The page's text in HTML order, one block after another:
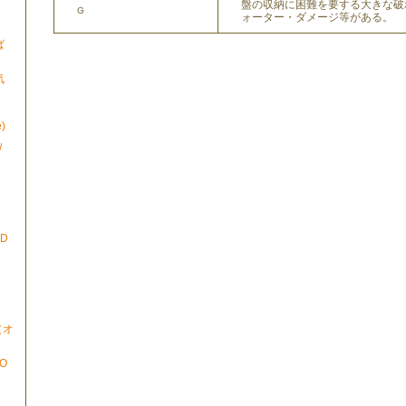
オ
G
盤の収納に困難を要する大きな
ォーター・ダメージ等がある。